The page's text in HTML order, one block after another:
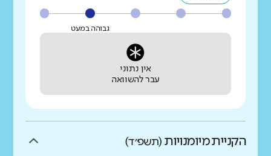
גבוהה במעט
אין נתוני
עבר להשוואה
הקניית מיומנויות (תשפ״ד)